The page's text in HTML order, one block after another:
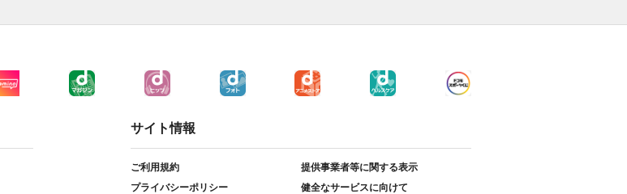
サイト情報
ご利用規約
提供事業者等に関する表示
プライバシーポリシー
健全なサービスに向けて